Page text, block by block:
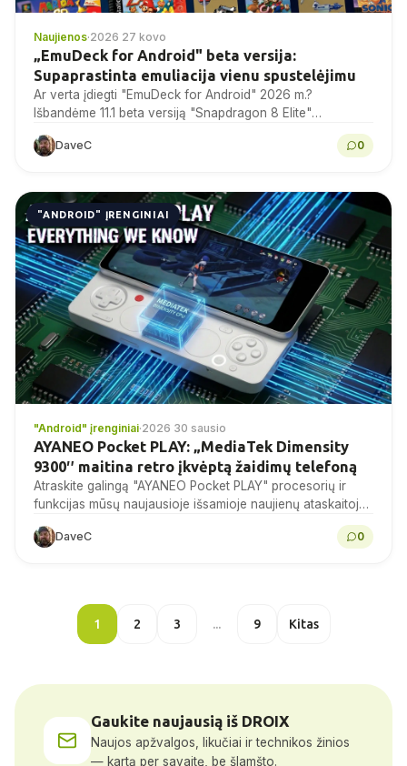
Naujienos·2026 27 kovo
„EmuDeck for Android" beta versija:
Supaprastinta emuliacija vienu spustelėjimu
Ar verta įdiegti "EmuDeck for Android" 2026 m.?
Išbandėme 11.1 beta versiją "Snapdragon 8 Elite"
įrenginiuose - sąranka, veikimas, žinomos problemos ir
verdiktas.
DaveC 0
"ANDROID" ĮRENGINIAI
"Android" įrenginiai·2026 30 sausio
AYANEO Pocket PLAY: „MediaTek Dimensity
9300″ maitina retro įkvėptą žaidimų telefoną
Atraskite galingą "AYANEO Pocket PLAY" procesorių ir
funkcijas mūsų naujausioje išsamioje naujienų ataskaitoje.
Nepraleiskite progos!
DaveC 0
1 2 3 ... 9 Kitas
Gaukite naujausią iš DROIX
Naujos apžvalgos, likučiai ir technikos žinios
— kartą per savaitę, be šlamšto.